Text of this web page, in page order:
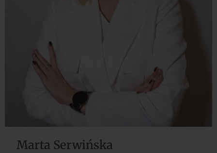
Marta Serwińska